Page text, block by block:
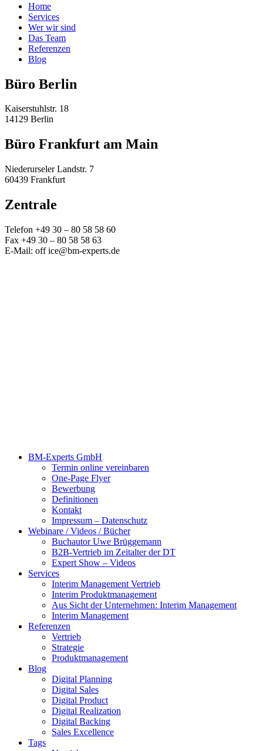
Home
Services
Wer wir sind
Das Team
Referenzen
Blog
Büro Berlin
Kaiserstuhlstr. 18
14129 Berlin
Büro Frankfurt am Main
Niederurseler Landstr. 7
60439 Frankfurt
Zentrale
Telefon +49 30 – 80 58 58 60
Fax +49 30 – 80 58 58 63
E-Mail: off ice@bm-experts.de
BM-Experts GmbH
Termin online vereinbaren
One-Page Flyer
Bewerbung
Definitionen
Kontakt
Impressum – Datenschutz
Webinare / Videos / Bücher
Buchautor Uwe Brüggemann
B2B-Vertrieb im Zeitalter der DT
Expert Show – Videos
Services
Interim Management Vertrieb
Interim Produktmanagement
Aus Sicht der Unternehmen: Interim Management
Interim Management
Referenzen
Vertrieb
Strategie
Produktmanagement
Blog
Digital Planning
Digital Sales
Digital Product
Digital Realization
Digital Backing
Sales Excellence
Tags